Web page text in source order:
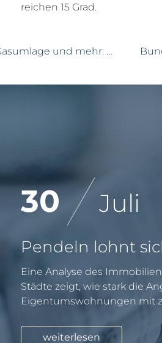
reichen 15 Grad.
Gaspreisbremse, Gasumlage und mehr: Was jetzt wichtig ist
30 Juli
Eine Analyse des
Städte zeigt, wie stark die
Eigentumswohnungen mit
weiterlesen